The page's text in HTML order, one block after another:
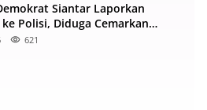
Siantar Laporkan
Polisi, Diduga Cemarkan
di Facebook
621